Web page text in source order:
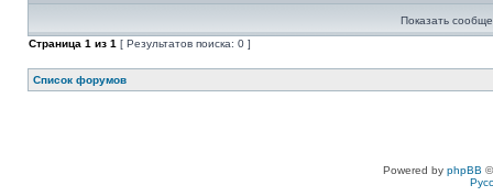
Показать
Страница 1 из 1 [ Результатов поиска: 0 ]
Список форумов
Powered by phpBB